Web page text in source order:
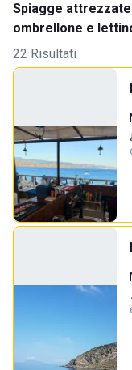
Spiagge
ombrellone e
22 Risultati